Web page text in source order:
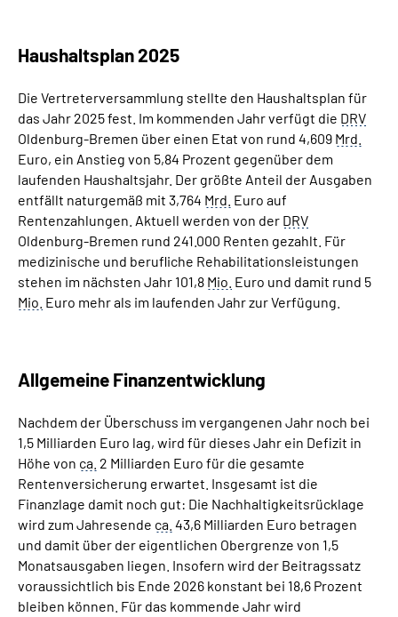
Haushaltsplan 2025
Die Vertreterversammlung stellte den Haushaltsplan für
das Jahr 2025 fest. Im kommenden Jahr verfügt die DRV
Oldenburg-Bremen über einen Etat von rund 4,609 Mrd.
Euro, ein Anstieg von 5,84 Prozent gegenüber dem
laufenden Haushaltsjahr. Der größte Anteil der Ausgaben
entfällt naturgemäß mit 3,764 Mrd. Euro auf
Rentenzahlungen. Aktuell werden von der DRV
Oldenburg-Bremen rund 241.000 Renten gezahlt. Für
medizinische und berufliche Rehabilitationsleistungen
stehen im nächsten Jahr 101,8 Mio. Euro und damit rund 5
Mio. Euro mehr als im laufenden Jahr zur Verfügung.
Allgemeine Finanzentwicklung
Nachdem der Überschuss im vergangenen Jahr noch bei
1,5 Milliarden Euro lag, wird für dieses Jahr ein Defizit in
Höhe von ca. 2 Milliarden Euro für die gesamte
Rentenversicherung erwartet. Insgesamt ist die
Finanzlage damit noch gut: Die Nachhaltigkeitsrücklage
wird zum Jahresende ca. 43,6 Milliarden Euro betragen
und damit über der eigentlichen Obergrenze von 1,5
Monatsausgaben liegen. Insofern wird der Beitragssatz
voraussichtlich bis Ende 2026 konstant bei 18,6 Prozent
bleiben können. Für das kommende Jahr wird